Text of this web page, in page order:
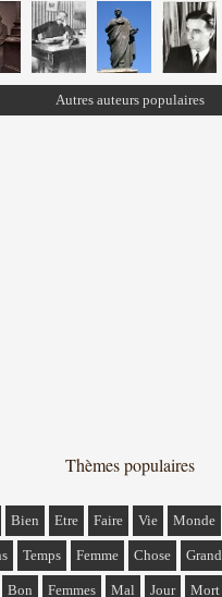
Autres auteurs populaires
Thèmes populaires
Bien Etre Faire Vie Monde
Temps Femme Chose Grand
Bon Femmes Mal Jour Mort